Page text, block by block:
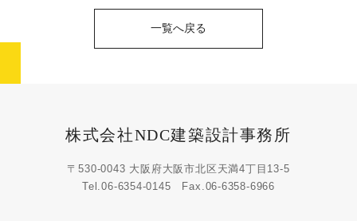
一覧へ戻る
株式会社NDC建築設計事務所
〒530-0043 大阪府大阪市北区天満4丁目13-5
Tel.06-6354-0145 Fax.06-6358-6966